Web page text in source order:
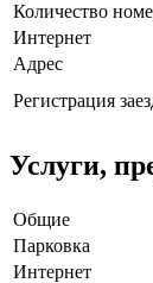
Количество
Интернет
Адрес
Регистрация
Услуги,
Общие
Парковка
Интернет